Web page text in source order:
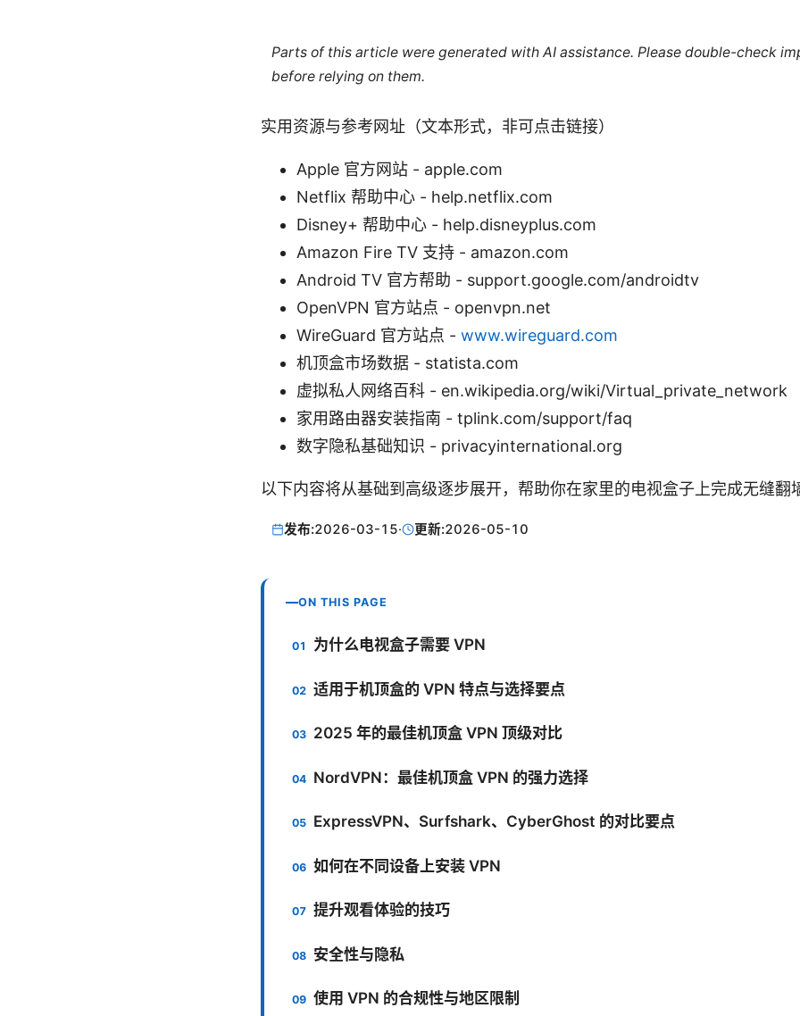
Parts of this article were generated with AI assistance. Please double-check
before relying on them.
实用资源与参考网址（文本形式，非可点击链接）
Apple 官方网站 - apple.com
Netflix 帮助中心 - help.netflix.com
Disney+ 帮助中心 - help.disneyplus.com
Amazon Fire TV 支持 - amazon.com
Android TV 官方帮助 - support.google.com/androidtv
OpenVPN 官方站点 - openvpn.net
WireGuard 官方站点 - www.wireguard.com
机顶盒市场数据 - statista.com
虚拟私人网络百科 - en.wikipedia.org/wiki/Virtual_private_network
家用路由器安装指南 - tplink.com/support/faq
数字隐私基础知识 - privacyinternational.org
以下内容将从基础到高级逐步展开，帮助你在家里的电视盒子上完成无缝翻
发布:2026-03-15· 更新:2026-05-10
ON THIS PAGE
为什么电视盒子需要 VPN
适用于机顶盒的 VPN 特点与选择要点
2025 年的最佳机顶盒 VPN 顶级对比
NordVPN：最佳机顶盒 VPN 的强力选择
ExpressVPN、Surfshark、CyberGhost 的对比要点
如何在不同设备上安装 VPN
提升观看体验的技巧
安全性与隐私
使用 VPN 的合规性与地区限制